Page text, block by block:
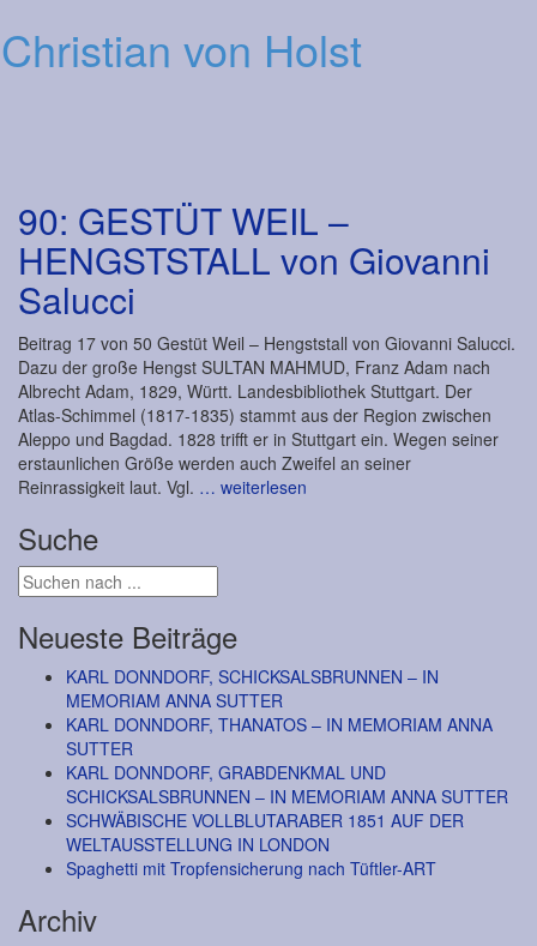
Christian von Holst
90: GESTÜT WEIL –
HENGSTSTALL von Giovanni
Salucci
Beitrag 17 von 50 Gestüt Weil – Hengststall von Giovanni Salucci.
Dazu der große Hengst SULTAN MAHMUD, Franz Adam nach
Albrecht Adam, 1829, Württ. Landesbibliothek Stuttgart. Der
Atlas-Schimmel (1817-1835) stammt aus der Region zwischen
Aleppo und Bagdad. 1828 trifft er in Stuttgart ein. Wegen seiner
erstaunlichen Größe werden auch Zweifel an seiner
Reinrassigkeit laut. Vgl. … weiterlesen
Suche
Neueste Beiträge
KARL DONNDORF, SCHICKSALSBRUNNEN – IN
MEMORIAM ANNA SUTTER
KARL DONNDORF, THANATOS – IN MEMORIAM ANNA
SUTTER
KARL DONNDORF, GRABDENKMAL UND
SCHICKSALSBRUNNEN – IN MEMORIAM ANNA SUTTER
SCHWÄBISCHE VOLLBLUTARABER 1851 AUF DER
WELTAUSSTELLUNG IN LONDON
Spaghetti mit Tropfensicherung nach Tüftler-ART
Archiv